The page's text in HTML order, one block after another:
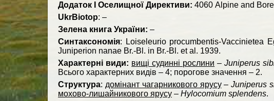
Додаток І Оселищної Директиви: 4060 Alpine and
UkrBiotop: –
Зелена книга України: –
Синтаксономія: Loiseleurio procumbentis-Vaccinietea
Juniperion nanae Br.-Bl. in Br.-Bl. et al. 1939.
Характерні види: вищі судинні рослини –Juniperus
Всього характерних видів – 4; порогове значення – 2.
Структура: домінант чагарникового ярусу–Juniperus
мохово-лишайникового ярусу – Hylocomium splendens.